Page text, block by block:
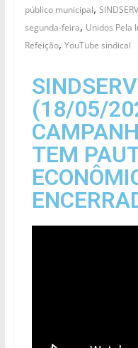
público municipal,
segunda-feira, Unidos Pela
Refeição, YouTube sindical
(18/05/
TEM